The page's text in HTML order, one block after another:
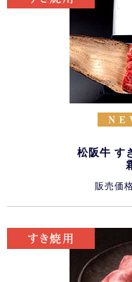
松阪牛 す
販売価